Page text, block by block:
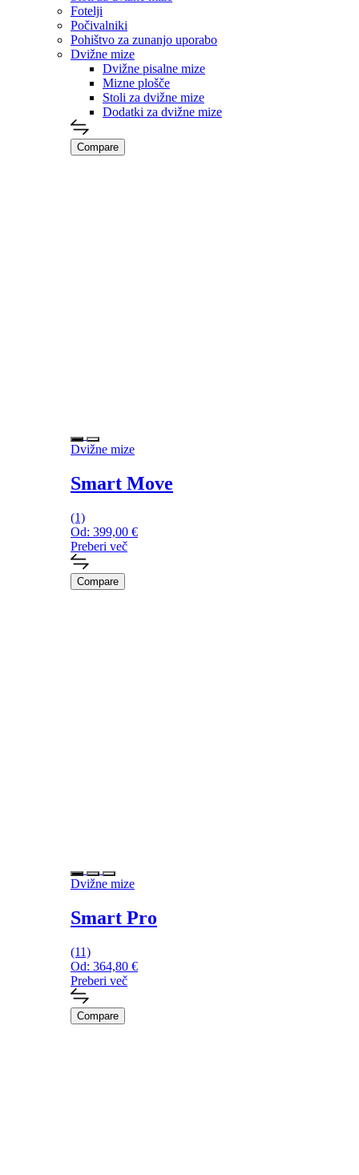
izberete
na
strani
izdelka
Fotelji
Počivalniki
Pohištvo za zunanjo uporabo
Dvižne mize
Dvižne pisalne mize
Mizne plošče
Stoli za dvižne mize
Dodatki za dvižne mize
Compare
Dvižne mize
Smart Move
(1)
Od: 399,00 €
Preberi več
Compare
Dvižne mize
Smart Pro
(11)
Od: 364,80 €
Preberi več
Compare